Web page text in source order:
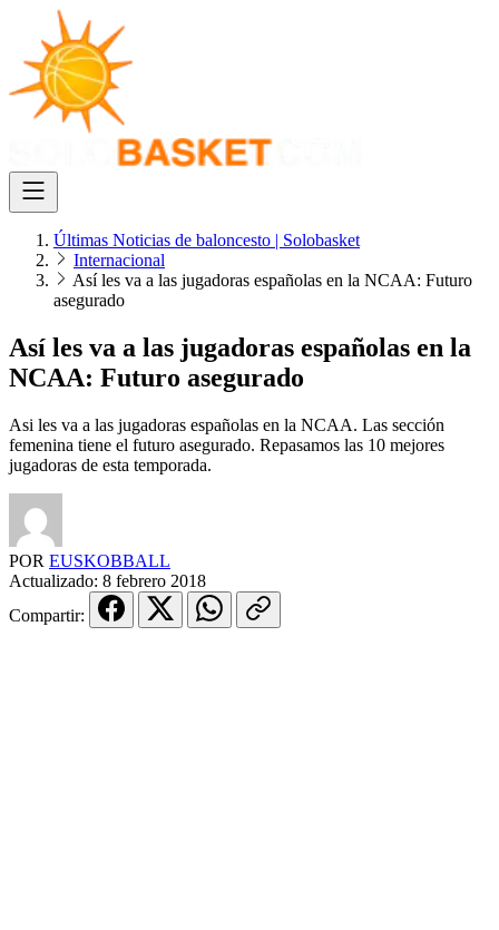
Últimas Noticias de baloncesto | Solobasket
Internacional
Así les va a las jugadoras españolas en la NCAA: Futuro
asegurado
Así les va a las jugadoras españolas en la
NCAA: Futuro asegurado
Asi les va a las jugadoras españolas en la NCAA. Las sección
femenina tiene el futuro asegurado. Repasamos las 10 mejores
jugadoras de esta temporada.
POR EUSKOBBALL
Actualizado: 8 febrero 2018
Compartir: